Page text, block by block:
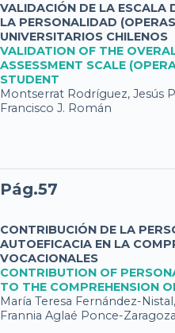
VALIDACIÓN DE LA ESCALA
LA PERSONALIDAD
UNIVERSITARIOS CHILENOS
VALIDATION OF THE
ASSESSMENT SCALE
STUDENT
Montserrat Rodríguez, Jesús
Francisco J. Román
Pág.57
CONTRIBUCIÓN DE LA
AUTOEFICACIA EN LA
VOCACIONALES
CONTRIBUTION OF
TO THE COMPREHENSION
María Teresa Fernández-
Frannia Aglaé Ponce-Zaragoza